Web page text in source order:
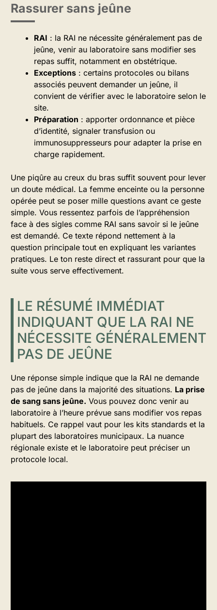
Rassurer sans jeûne
RAI : la RAI ne nécessite généralement pas de
jeûne, venir au laboratoire sans modifier ses
repas suffit, notamment en obstétrique.
Exceptions : certains protocoles ou bilans
associés peuvent demander un jeûne, il
convient de vérifier avec le laboratoire selon le
site.
Préparation : apporter ordonnance et pièce
d’identité, signaler transfusion ou
immunosuppresseurs pour adapter la prise en
charge rapidement.
Une piqûre au creux du bras suffit souvent pour lever
un doute médical. La femme enceinte ou la personne
opérée peut se poser mille questions avant ce geste
simple. Vous ressentez parfois de l’appréhension
face à des sigles comme RAI sans savoir si le jeûne
est demandé. Ce texte répond nettement à la
question principale tout en expliquant les variantes
pratiques. Le ton reste direct et rassurant pour que la
suite vous serve effectivement.
LE RÉSUMÉ IMMÉDIAT
INDIQUANT QUE LA RAI NE
NÉCESSITE GÉNÉRALEMENT
PAS DE JEÛNE
Une réponse simple indique que la RAI ne demande
pas de jeûne dans la majorité des situations. La prise
de sang sans jeûne. Vous pouvez donc venir au
laboratoire à l’heure prévue sans modifier vos repas
habituels. Ce rappel vaut pour les kits standards et la
plupart des laboratoires municipaux. La nuance
régionale existe et le laboratoire peut préciser un
protocole local.